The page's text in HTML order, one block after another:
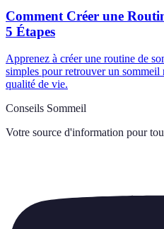
Comment Créer une
5 Étapes
Apprenez à créer une routine de
simples pour retrouver un sommeil
qualité de vie.
Conseils Sommeil
Votre source d'information pour